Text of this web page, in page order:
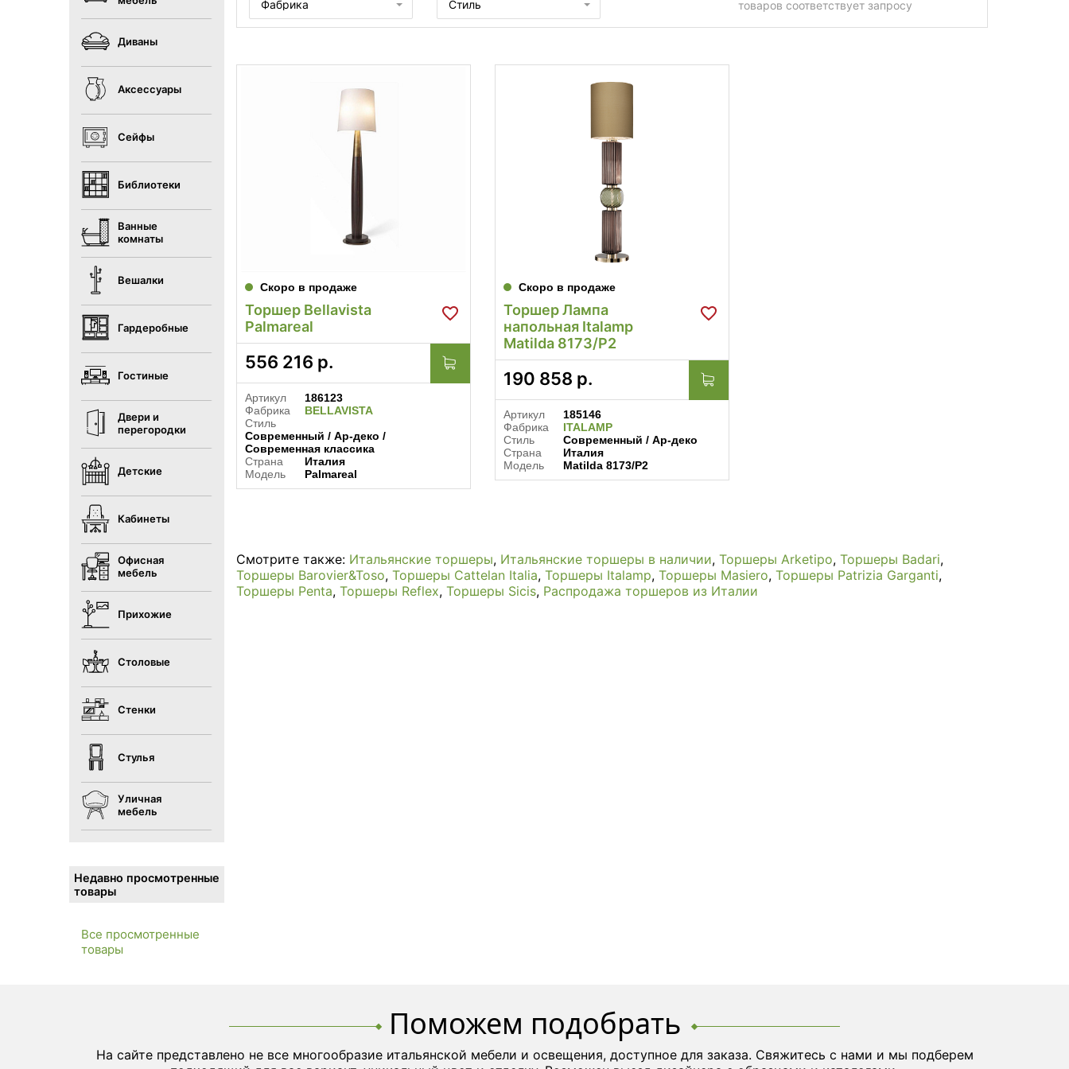
Диваны
Аксессуары
Сейфы
Библиотеки
Ванные
комнаты
Вешалки
Гардеробные
Гостиные
Двери и
перегородки
Детские
Кабинеты
Офисная
мебель
Прихожие
Столовые
Стенки
Стулья
Уличная
мебель
Недавно просмотренные
товары
Все просмотренные
товары
Фабрика Стиль товаров соответствует запросу
Скоро в продаже
Торшер Bellavista
Palmareal
556 216 р.
Артикул
186123
Фабрика
BELLAVISTA
Стиль
Современный / Ар-деко /
Современная классика
Страна
Италия
Модель
Palmareal
Скоро в продаже
Торшер Лампа
напольная Italamp
Matilda 8173/P2
190 858 р.
Артикул
185146
Фабрика
ITALAMP
Стиль
Современный / Ар-деко
Страна
Италия
Модель
Matilda 8173/P2
Смотрите также: Итальянские торшеры, Итальянские торшеры в наличии, Торшеры Arketipo, Торшеры Badari,
Торшеры Barovier&Toso, Торшеры Cattelan Italia, Торшеры Italamp, Торшеры Masiero, Торшеры Patrizia Garganti,
Торшеры Penta, Торшеры Reflex, Торшеры Sicis, Распродажа торшеров из Италии
Поможем подобрать
На сайте представлено не все многообразие итальянской мебели и освещения, доступное для заказа. Свяжитесь с нами и мы подберем